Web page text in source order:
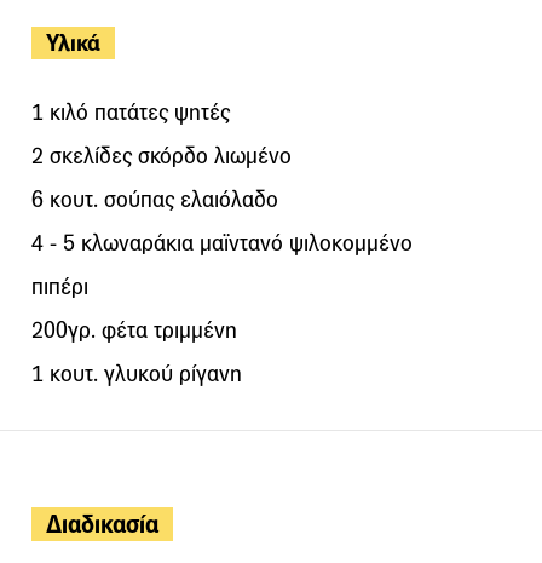
Υλικά
1 κιλό πατάτες ψητές
2 σκελίδες σκόρδο λιωμένο
6 κουτ. σούπας ελαιόλαδο
4 - 5 κλωναράκια μαϊντανό ψιλοκομμένο
πιπέρι
200γρ. φέτα τριμμένη
1 κουτ. γλυκού ρίγανη
Διαδικασία